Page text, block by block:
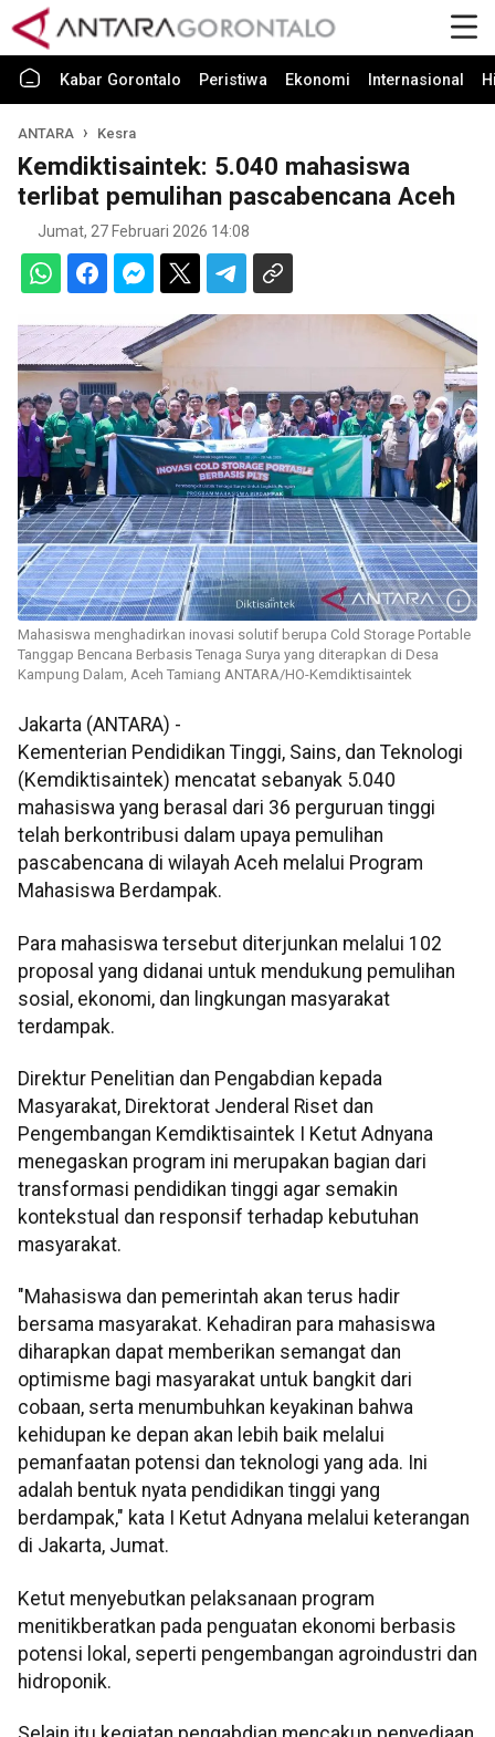
Kabar Gorontalo Peristiwa Ekonomi Internasional
ANTARA Kesra
Kemdiktisaintek: 5.040 mahasiswa
terlibat pemulihan pascabencana Aceh
Jumat, 27 Februari 2026 14:08
Mahasiswa menghadirkan inovasi solutif berupa Cold Storage Portable
Tanggap Bencana Berbasis Tenaga Surya yang diterapkan di Desa
Kampung Dalam, Aceh Tamiang ANTARA/HO-Kemdiktisaintek
Jakarta (ANTARA) -
Kementerian Pendidikan Tinggi, Sains, dan Teknologi
(Kemdiktisaintek) mencatat sebanyak 5.040
mahasiswa yang berasal dari 36 perguruan tinggi
telah berkontribusi dalam upaya pemulihan
pascabencana di wilayah Aceh melalui Program
Mahasiswa Berdampak.
Para mahasiswa tersebut diterjunkan melalui 102
proposal yang didanai untuk mendukung pemulihan
sosial, ekonomi, dan lingkungan masyarakat
terdampak.
Direktur Penelitian dan Pengabdian kepada
Masyarakat, Direktorat Jenderal Riset dan
Pengembangan Kemdiktisaintek I Ketut Adnyana
menegaskan program ini merupakan bagian dari
transformasi pendidikan tinggi agar semakin
kontekstual dan responsif terhadap kebutuhan
masyarakat.
"Mahasiswa dan pemerintah akan terus hadir
bersama masyarakat. Kehadiran para mahasiswa
diharapkan dapat memberikan semangat dan
optimisme bagi masyarakat untuk bangkit dari
cobaan, serta menumbuhkan keyakinan bahwa
kehidupan ke depan akan lebih baik melalui
pemanfaatan potensi dan teknologi yang ada. Ini
adalah bentuk nyata pendidikan tinggi yang
berdampak," kata I Ketut Adnyana melalui keterangan
di Jakarta, Jumat.
Ketut menyebutkan pelaksanaan program
menitikberatkan pada penguatan ekonomi berbasis
potensi lokal, seperti pengembangan agroindustri dan
hidroponik.